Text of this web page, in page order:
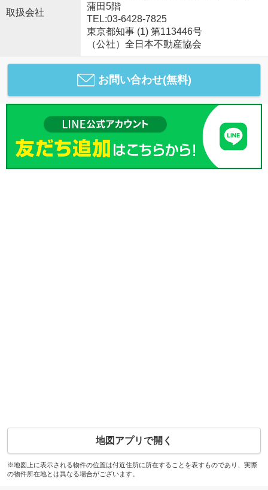
取扱会社
蒲田5階
TEL:03-6428-7825
東京都知事 (1) 第113446号
（公社）全日本不動産協会
お問い合わせ(無料)
地図アプリで開く
※地図上に表示される物件の位置は付近住所に所在することを表すものであり、実際
の物件所在地とは異なる場合がございます。